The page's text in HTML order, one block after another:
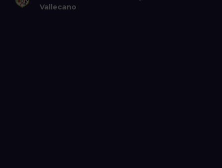
Vallecano